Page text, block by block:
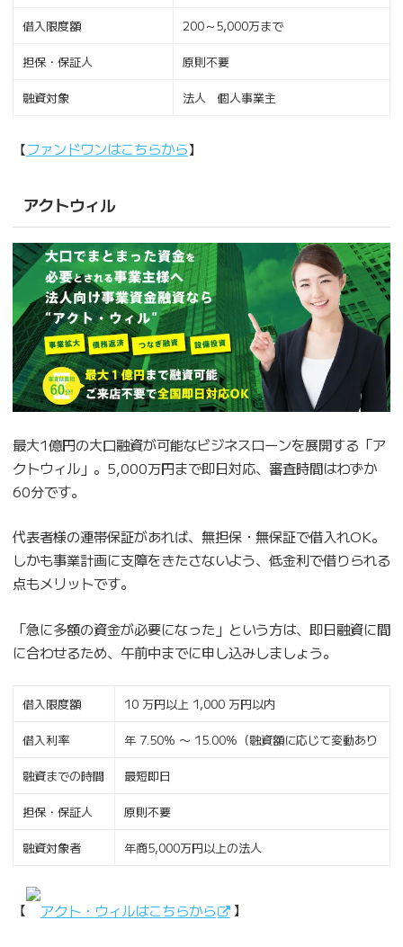
借入限度額 200～5,000万まで
担保・保証人 原則不要
融資対象 法人 個人事業主
【ファンドワンはこちらから】
アクトウィル
最大1億円の大口融資が可能なビジネスローンを展開する「ア
クトウィル」。5,000万円まで即日対応、審査時間はわずか
60分です。
代表者様の連帯保証があれば、無担保・無保証で借入れOK。
しかも事業計画に支障をきたさないよう、低金利で借りられる
点もメリットです。
「急に多額の資金が必要になった」という方は、即日融資に間
に合わせるため、午前中までに申し込みしましょう。
借入限度額 10 万円以上 1,000 万円以内
借入利率 年 7.50% 〜 15.00%（融資額に応じて変動あり
融資までの時間 最短即日
担保・保証人 原則不要
融資対象者 年商5,000万円以上の法人
【 アクト・ウィルはこちらから 】